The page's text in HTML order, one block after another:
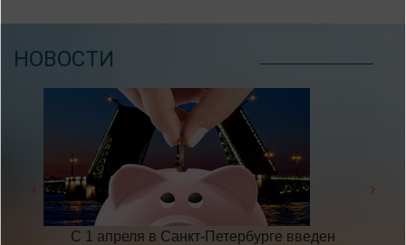
НОВОСТИ
С 1 апреля в Санкт-Петербурге введен